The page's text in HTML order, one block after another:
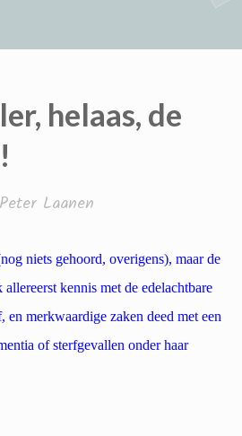
helaas, de
Peter Laanen
niets gehoord, overigens), maar de
kennis met de edelachtbare
merkwaardige zaken deed met een
of sterfgevallen onder haar